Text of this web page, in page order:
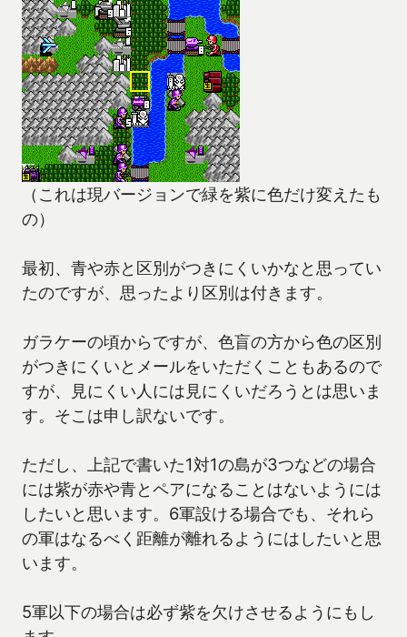
（これは現バージョンで緑を紫に色だけ変えたも
の）
最初、青や赤と区別がつきにくいかなと思ってい
たのですが、思ったより区別は付きます。
ガラケーの頃からですが、色盲の方から色の区別
がつきにくいとメールをいただくこともあるので
すが、見にくい人には見にくいだろうとは思いま
す。そこは申し訳ないです。
ただし、上記で書いた1対1の島が3つなどの場合
には紫が赤や青とペアになることはないようには
したいと思います。6軍設ける場合でも、それら
の軍はなるべく距離が離れるようにはしたいと思
います。
5軍以下の場合は必ず紫を欠けさせるようにもし